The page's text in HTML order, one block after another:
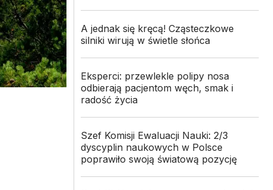
A jednak się kręcą! Cząsteczkowe
silniki wirują w świetle słońca
Eksperci: przewlekle polipy nosa
odbierają pacjentom węch, smak i
radość życia
Szef Komisji Ewaluacji Nauki: 2/3
dyscyplin naukowych w Polsce
poprawiło swoją światową pozycję